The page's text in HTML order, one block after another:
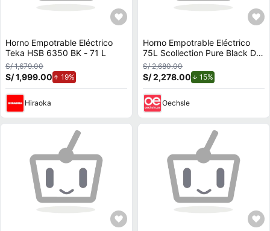
Horno Empotrable Eléctrico
Teka HSB 6350 BK - 71 L
S/ 1,679.00
S/ 1,999.00 19%
Hiraoka
Horno Empotrable Eléctrico
75L Scollection Pure Black D1
Air Fryer
S/ 2,680.00
S/ 2,278.00 15%
Oechsle